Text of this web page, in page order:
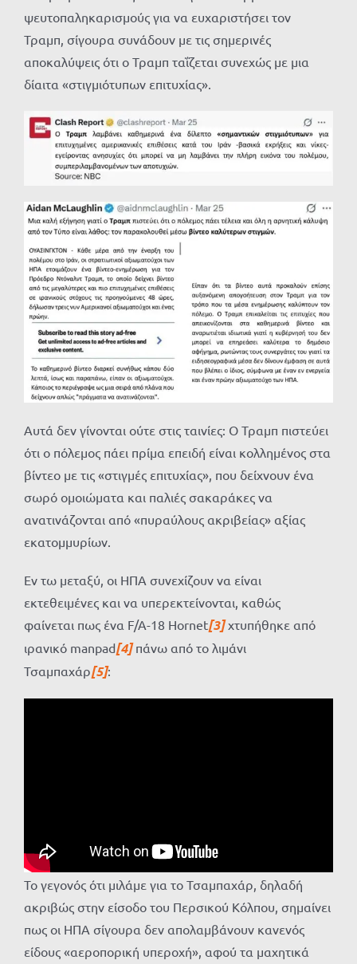
ψευτοπαληκαρισμούς για να ευχαριστήσει τον
Τραμπ, σίγουρα συνάδουν με τις σημερινές
αποκαλύψεις ότι ο Τραμπ ταΐζεται συνεχώς με μια
δίαιτα «στιγμιότυπων επιτυχίας».
Αυτά δεν γίνονται ούτε στις ταινίες: Ο Τραμπ πιστεύει
ότι ο πόλεμος πάει πρίμα επειδή είναι κολλημένος στα
βίντεο με τις «στιγμές επιτυχίας», που δείχνουν ένα
σωρό ομοιώματα και παλιές σακαράκες να
ανατινάζονται από «πυραύλους ακριβείας» αξίας
εκατομμυρίων.
Εν τω μεταξύ, οι ΗΠΑ συνεχίζουν να είναι
εκτεθειμένες και να υπερεκτείνονται, καθώς
φαίνεται πως ένα F/A-18 Hornet[3]χτυπήθηκε από
ιρανικό manpad[4]πάνω από το λιμάνι
Τσαμπαχάρ[5]:
Το γεγονός ότι μιλάμε για το Τσαμπαχάρ, δηλαδή
ακριβώς στην είσοδο του Περσικού Κόλπου, σημαίνει
πως οι ΗΠΑ σίγουρα δεν απολαμβάνουν κανενός
είδους «αεροπορική υπεροχή», αφού τα μαχητικά